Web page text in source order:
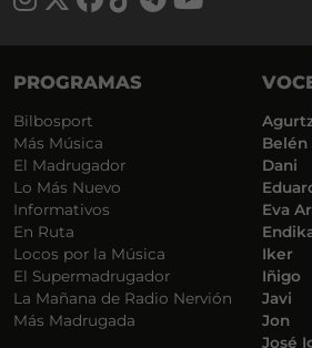
PROGRAMAS
Bilbosport
Más Música
El Madrugador
Lo Más Nuevo
Informativos
En Ruta
Locos por la Música
El Supermadrugador
La Mañana de Radio Nervión
Más Madrugada
Dani
Eva
Iker
Iñigo
Javi
Jon
José